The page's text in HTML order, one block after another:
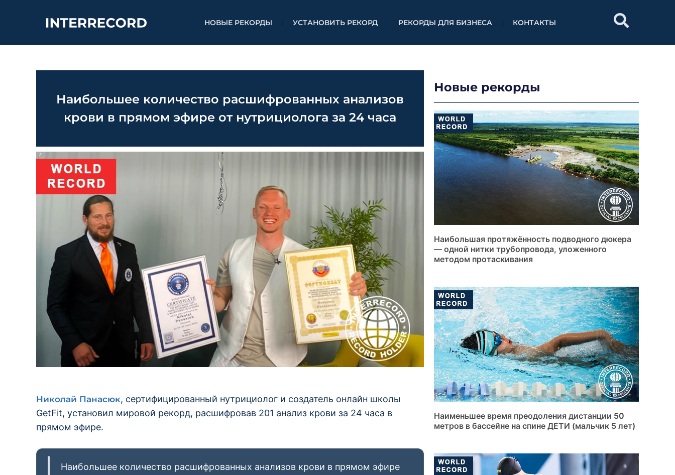
НОВЫЕ РЕКОРДЫ УСТАНОВИТЬ РЕКОРД РЕКОРДЫ ДЛЯ БИЗНЕСА КОНТАКТЫ
Наибольшее количество расшифрованных анализов
крови в прямом эфире от нутрициолога за 24 часа
Николай Панасюк, сертифицированный нутрициолог и создатель онлайн школы
GetFit, установил мировой рекорд, расшифровав 201 анализ крови за 24 часа в
прямом эфире.
Наибольшее количество расшифрованных анализов крови в прямом эфире
Новые рекорды
Наибольшая протяжённость подводного дюкера
— одной нитки трубопровода, уложенного
методом протаскивания
Наименьшее время преодоления дистанции 50
метров в бассейне на спине ДЕТИ (мальчик 5 лет)